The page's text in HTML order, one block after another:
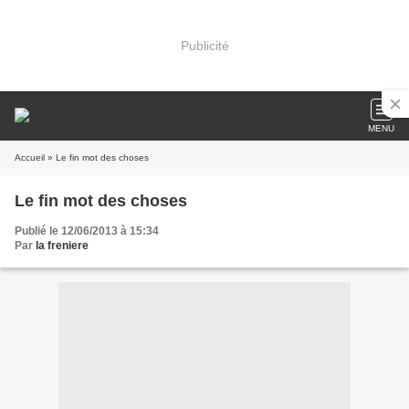
Publicité
MENU
Accueil » Le fin mot des choses
Le fin mot des choses
Publié le 12/06/2013 à 15:34
Par la freniere